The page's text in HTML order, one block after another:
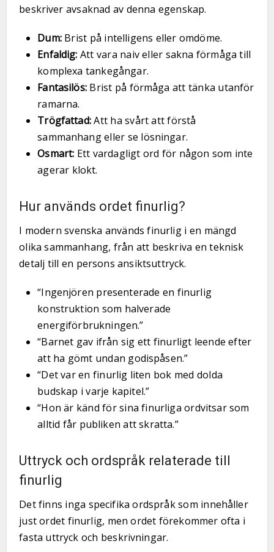
beskriver avsaknad av denna egenskap.
Dum:Brist på intelligens eller omdöme.
Enfaldig: Att vara naiv eller sakna förmåga till
komplexa tankegångar.
Fantasilös:Brist på förmåga att tänka utanför
ramarna.
Trögfattad:Att ha svårt att förstå
sammanhang eller se lösningar.
Osmart: Ett vardagligt ord för någon som inte
agerar klokt.
Hur används ordet finurlig?
I modern svenska används finurlig i en mängd
olika sammanhang, från att beskriva en teknisk
detalj till en persons ansiktsuttryck.
“Ingenjören presenterade en finurlig
konstruktion som halverade
energiförbrukningen.”
“Barnet gav ifrån sig ett finurligt leende efter
att ha gömt undan godispåsen.”
“Det var en finurlig liten bok med dolda
budskap i varje kapitel.”
“Hon är känd för sina finurliga ordvitsar som
alltid får publiken att skratta.”
Uttryck och ordspråk relaterade till
finurlig
Det finns inga specifika ordspråk som innehåller
just ordet finurlig, men ordet förekommer ofta i
fasta uttryck och beskrivningar.